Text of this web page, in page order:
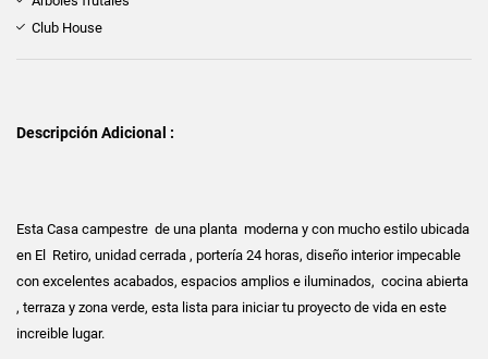
Club House
Descripción Adicional :
Esta Casa campestre de una planta moderna y con mucho estilo ubicada
en El Retiro, unidad cerrada , portería 24 horas, diseño interior impecable
con excelentes acabados, espacios amplios e iluminados, cocina abierta
, terraza y zona verde, esta lista para iniciar tu proyecto de vida en este
increible lugar.